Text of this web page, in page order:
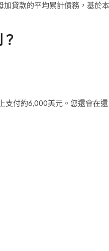
加貸款的平均累計債務，基於本
支付約6,000美元。您還會在還